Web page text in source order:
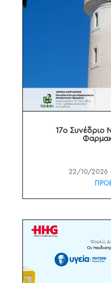
17ο Συνέδριο
22/10/2026